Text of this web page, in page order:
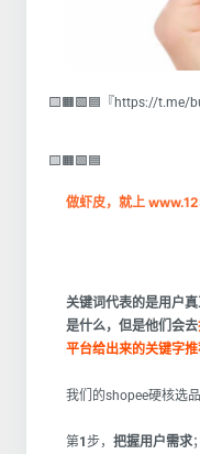
🟨🟧🟩🟦『https://t.me/
🟨🟧🟩🟦
做虾皮，就上
关键词代表的是用户
是什么，但是他们会去
平台给出来的关键字
我们的shopee硬核选
第1 步， 把握用户需求；